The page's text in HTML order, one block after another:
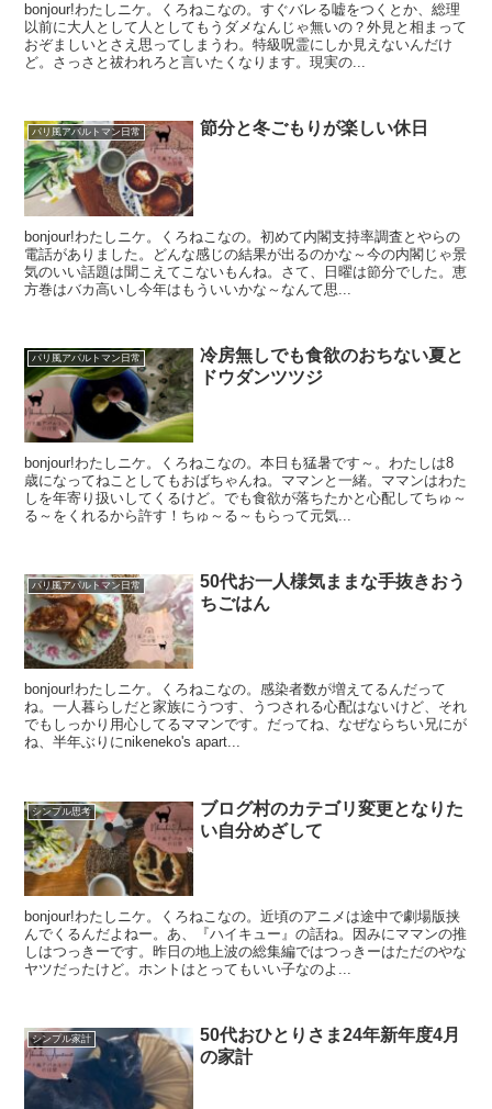
bonjour!わたしニケ。くろねこなの。すぐバレる嘘をつくとか、総理
以前に大人として人としてもうダメなんじゃ無いの？外見と相まって
おぞましいとさえ思ってしまうわ。特級呪霊にしか見えないんだけ
ど。さっさと祓われろと言いたくなります。現実の...
パリ風アパルトマン日常 節分と冬ごもりが楽しい休日
bonjour!わたしニケ。くろねこなの。初めて内閣支持率調査とやらの
電話がありました。どんな感じの結果が出るのかな～今の内閣じゃ景
気のいい話題は聞こえてこないもんね。さて、日曜は節分でした。恵
方巻はバカ高いし今年はもういいかな～なんて思...
パリ風アパルトマン日常
冷房無しでも食欲のおちない夏と
ドウダンツツジ
bonjour!わたしニケ。くろねこなの。本日も猛暑です～。わたしは8
歳になってねことしてもおばちゃんね。ママンと一緒。ママンはわた
しを年寄り扱いしてくるけど。でも食欲が落ちたかと心配してちゅ～
る～をくれるから許す！ちゅ～る～もらって元気...
パリ風アパルトマン日常
50代お一人様気ままな手抜きおう
ちごはん
bonjour!わたしニケ。くろねこなの。感染者数が増えてるんだって
ね。一人暮らしだと家族にうつす、うつされる心配はないけど、それ
でもしっかり用心してるママンです。だってね、なぜならちい兄にが
ね、半年ぶりにnikeneko's apart...
シンプル思考
ブログ村のカテゴリ変更となりた
い自分めざして
bonjour!わたしニケ。くろねこなの。近頃のアニメは途中で劇場版挟
んでくるんだよねー。あ、『ハイキュー』の話ね。因みにママンの推
しはつっきーです。昨日の地上波の総集編ではつっきーはただのやな
ヤツだったけど。ホントはとってもいい子なのよ...
シンプル家計
50代おひとりさま24年新年度4月
の家計